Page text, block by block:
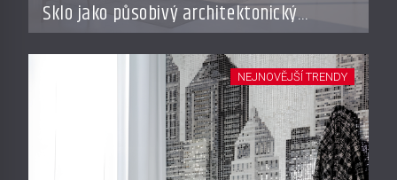
Sklo jako působivý architektonický
materiál
NEJNOVĚJŠÍ TRENDY